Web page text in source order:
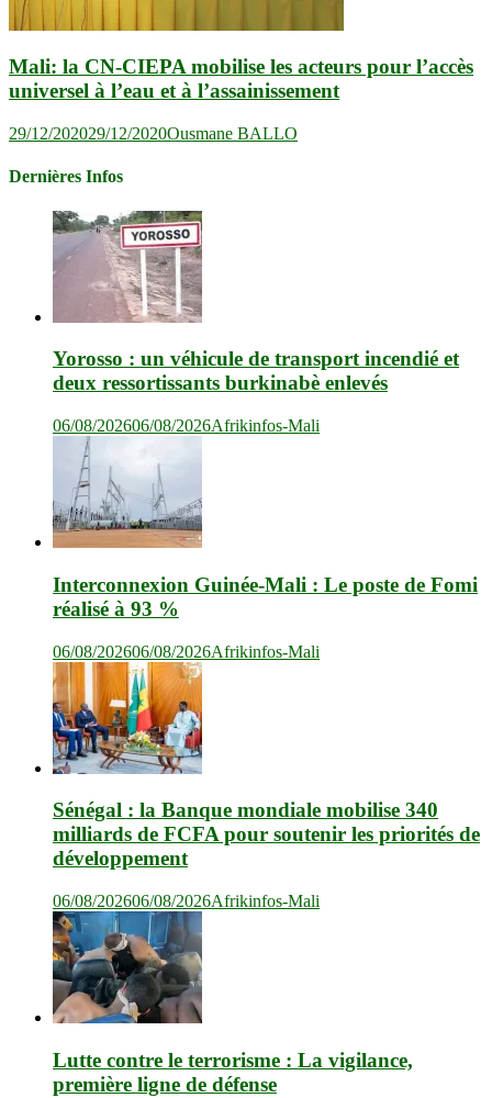
Mali: la CN-CIEPA mobilise les acteurs pour l’accès
universel à l’eau et à l’assainissement
29/12/202029/12/2020Ousmane BALLO
Dernières Infos
Yorosso : un véhicule de transport incendié et
deux ressortissants burkinabè enlevés
06/08/202606/08/2026Afrikinfos-Mali
Interconnexion Guinée-Mali : Le poste de Fomi
réalisé à 93 %
06/08/202606/08/2026Afrikinfos-Mali
Sénégal : la Banque mondiale mobilise 340
milliards de FCFA pour soutenir les priorités de
développement
06/08/202606/08/2026Afrikinfos-Mali
Lutte contre le terrorisme : La vigilance,
première ligne de défense